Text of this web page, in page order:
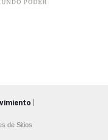
|
de Sitios